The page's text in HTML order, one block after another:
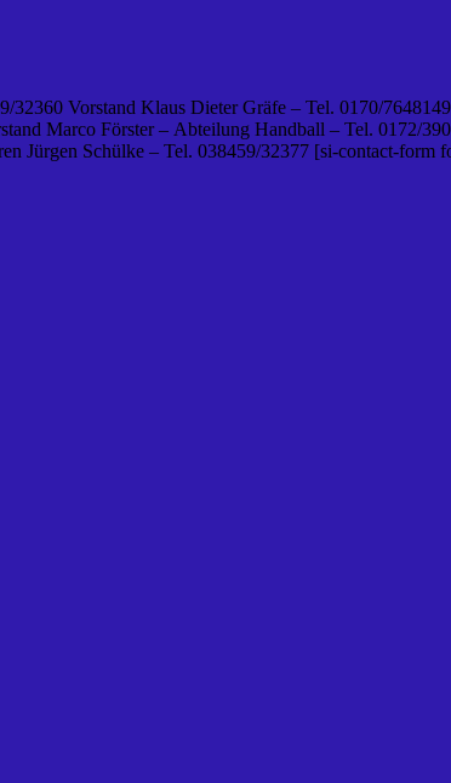
32360 Vorstand Klaus Dieter Gräfe – Tel. 0170/
Marco Förster – Abteilung Handball – Tel. 0172/
Jürgen Schülke – Tel. 038459/32377 [si-contact-form